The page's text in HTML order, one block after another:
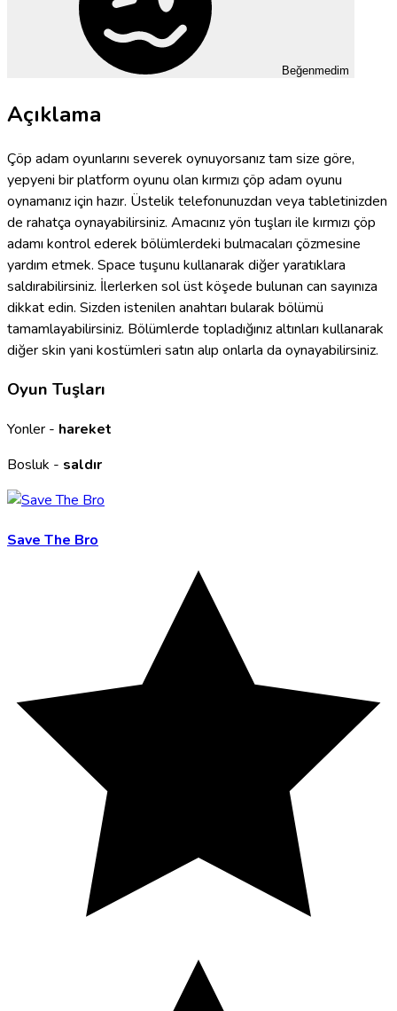
Beğenmedim
Açıklama
Çöp adam oyunlarını severek oynuyorsanız tam size göre,
yepyeni bir platform oyunu olan kırmızı çöp adam oyunu
oynamanız için hazır. Üstelik telefonunuzdan veya tabletinizden
de rahatça oynayabilirsiniz. Amacınız yön tuşları ile kırmızı çöp
adamı kontrol ederek bölümlerdeki bulmacaları çözmesine
yardım etmek. Space tuşunu kullanarak diğer yaratıklara
saldırabilirsiniz. İlerlerken sol üst köşede bulunan can sayınıza
dikkat edin. Sizden istenilen anahtarı bularak bölümü
tamamlayabilirsiniz. Bölümlerde topladığınız altınları kullanarak
diğer skin yani kostümleri satın alıp onlarla da oynayabilirsiniz.
Oyun Tuşları
Yonler - hareket
Bosluk - saldır
Save The Bro